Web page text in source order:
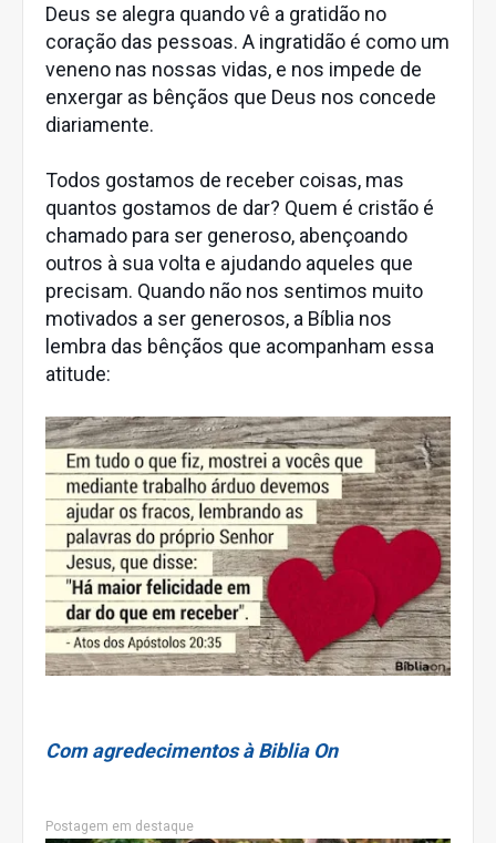
Deus se alegra quando vê a gratidão no
coração das pessoas. A ingratidão é como um
veneno nas nossas vidas, e nos impede de
enxergar as bênçãos que Deus nos concede
diariamente.
Todos gostamos de receber coisas, mas
quantos gostamos de dar? Quem é cristão é
chamado para ser generoso, abençoando
outros à sua volta e ajudando aqueles que
precisam. Quando não nos sentimos muito
motivados a ser generosos, a Bíblia nos
lembra das bênçãos que acompanham essa
atitude:
Com agredecimentos à Biblia On
Postagem em destaque